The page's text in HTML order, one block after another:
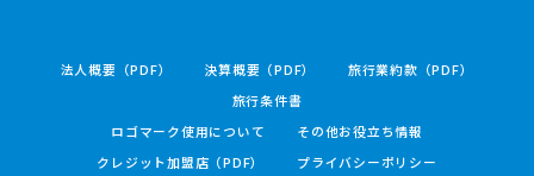
法人概要（PDF） 決算概要（PDF）
旅行業約款（PDF）
旅行条件書
ロゴマーク使用について
その他お役立ち情報
クレジット加盟店（PDF）
プライバシーポリシー